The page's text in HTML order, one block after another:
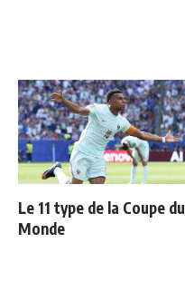
Le 11 type de la Coupe du
Monde